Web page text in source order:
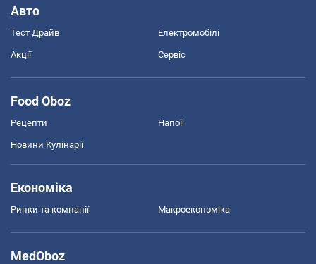
Авто
Тест Драйв Електромобілі
Акції Сервіс
Food Oboz
Рецепти Напої
Новини Кулінарії
Економіка
Ринки та компанії Макроекономіка
MedOboz